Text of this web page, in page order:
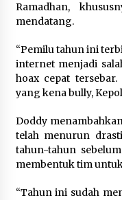
8
8
Ramadhan,
mendatang.
“Pemilu tahun ini
internet menjadi
hoax cepat
yang kena bully,
Doddy
telah menurun
tahun-tahun
membentuk tim
“Tahun ini sudah